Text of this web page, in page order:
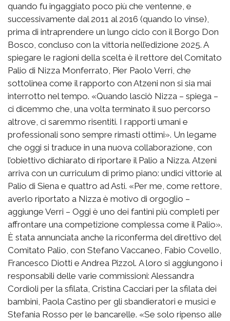
quando fu ingaggiato poco più che ventenne, e
successivamente dal 2011 al 2016 (quando lo vinse),
prima di intraprendere un lungo ciclo con il Borgo Don
Bosco, concluso con la vittoria nell’edizione 2025. A
spiegare le ragioni della scelta è il rettore del Comitato
Palio di Nizza Monferrato, Pier Paolo Verri, che
sottolinea come il rapporto con Atzeni non si sia mai
interrotto nel tempo. «Quando lasciò Nizza – spiega –
ci dicemmo che, una volta terminato il suo percorso
altrove, ci saremmo risentiti. I rapporti umani e
professionali sono sempre rimasti ottimi». Un legame
che oggi si traduce in una nuova collaborazione, con
l’obiettivo dichiarato di riportare il Palio a Nizza. Atzeni
arriva con un curriculum di primo piano: undici vittorie al
Palio di Siena e quattro ad Asti. «Per me, come rettore,
averlo riportato a Nizza è motivo di orgoglio –
aggiunge Verri – Oggi è uno dei fantini più completi per
affrontare una competizione complessa come il Palio».
È stata annunciata anche la riconferma del direttivo del
Comitato Palio, con Stefano Vaccaneo, Fabio Covello,
Francesco Diotti e Andrea Pizzol. A loro si aggiungono i
responsabili delle varie commissioni: Alessandra
Cordioli per la sfilata, Cristina Cacciari per la sfilata dei
bambini, Paola Castino per gli sbandieratori e musici e
Stefania Rosso per le bancarelle. «Se solo ripenso alle